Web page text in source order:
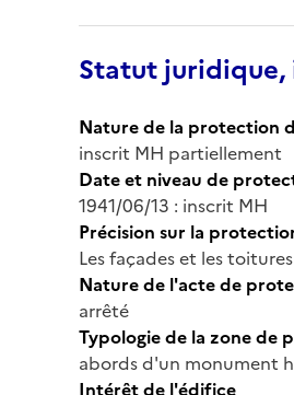
Statut
Nature de la protection
inscrit MH partiellement
Date et niveau de
1941/06/13 : inscrit MH
Précision sur la
Les façades et les
Nature de l'acte de
arrêté
Typologie de la zone de
abords d'un monument
Intérêt de l'édifice